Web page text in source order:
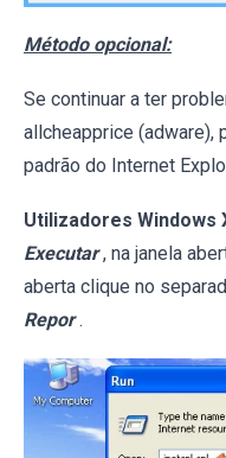
Método opcional:
Se continuar a ter
allcheapprice (adware),
padrão do Internet
Utilizadores Windows
Executar , na janela
aberta clique no
Repor .